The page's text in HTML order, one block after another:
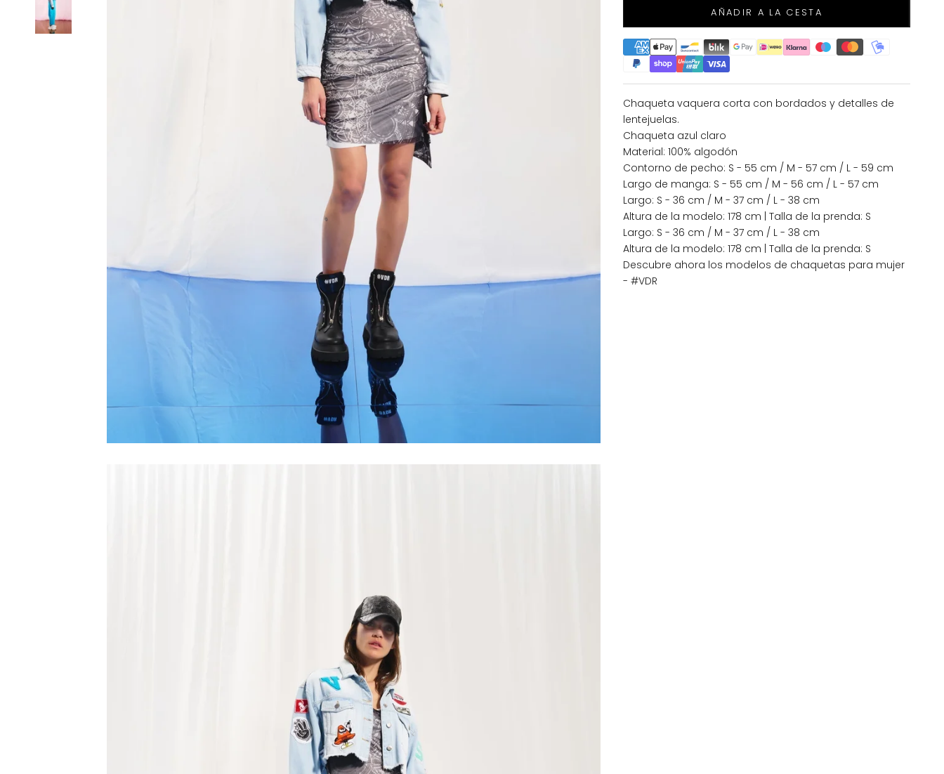
AÑADIR A LA CESTA
Chaqueta vaquera corta con bordados y detalles de
lentejuelas.
Chaqueta azul claro
Material: 100% algodón
Contorno de pecho: S - 55 cm / M - 57 cm / L - 59 cm
Largo de manga: S - 55 cm / M - 56 cm / L - 57 cm
Largo: S - 36 cm / M - 37 cm / L - 38 cm
Altura de la modelo: 178 cm | Talla de la prenda: S
Largo: S - 36 cm / M - 37 cm / L - 38 cm
Altura de la modelo: 178 cm | Talla de la prenda: S
Descubre ahora los modelos de chaquetas para mujer
- #VDR